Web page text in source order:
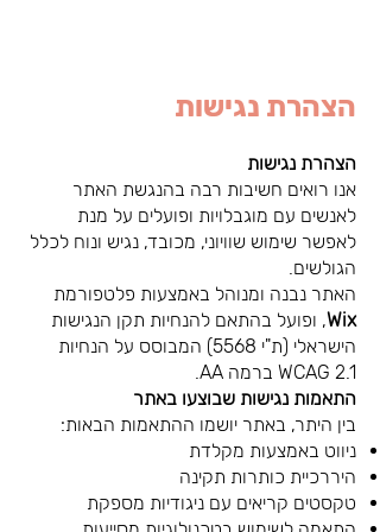
הצהרת נגישות
הצהרת נגישות
אנו רואים חשיבות רבה בהנגשת האתר
לאנשים עם מוגבלויות ופועלים על מנת
לאפשר שימוש שוויוני, מכובד, נגיש ונוח לכלל
הגולשים.
האתר נבנה ומנוהל באמצעות פלטפורמת
Wix, ופועל בהתאם להנחיות תקן הנגישות
הישראלי (ת"י 5568) המבוסס על הנחיות
WCAG 2.1 ברמה AA.
התאמות נגישות שבוצעו באתר
בין היתר, באתר יושמו ההתאמות הבאות:
ניווט באמצעות מקלדת
היררכיית כותרות תקינה
טקסטים קריאים עם ניגודיות מספקת